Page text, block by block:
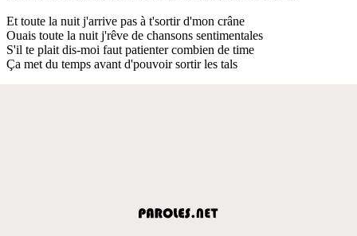
Et toute la nuit j'arrive pas à t'sortir d'mon crâne
Ouais toute la nuit j'rêve de chansons sentimentales
S'il te plait dis-moi faut patienter combien de time
Ça met du temps avant d'pouvoir sortir les tals